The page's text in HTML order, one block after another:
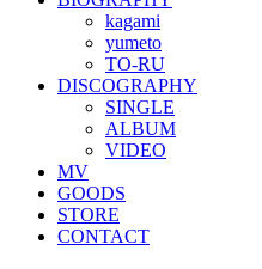
kagami
yumeto
TO-RU
DISCOGRAPHY
SINGLE
ALBUM
VIDEO
MV
GOODS
STORE
CONTACT